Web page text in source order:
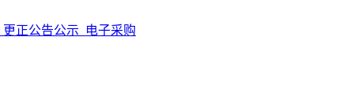
更正公告公示 电子采购